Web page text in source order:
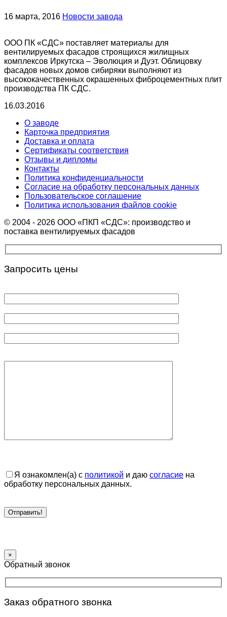
16 марта, 2016 Новости завода
ООО ПК «СДС» поставляет материалы для
вентилируемых фасадов строящихся жилищных
комплексов Иркутска – Эволюция и Дуэт. Облицовку
фасадов новых домов сибиряки выполняют из
высококачественных окрашенных фиброцементных плит
производства ПК СДС.
16.03.2016
О заводе
Карточка предприятия
Доставка и оплата
Сертификаты соответствия
Отзывы и дипломы
Контакты
Политика конфиденциальности
Согласие на обработку персональных данных
Пользовательское соглашение
Политика использования файлов cookie
© 2004 - 2026 ООО «ПКП «СДС»: производство и
поставка вентилируемых фасадов
Запросить цены
Я ознакомлен(а) с политикой и даю согласие на
обработку персональных данных.
×
Обратный звонок
Заказ обратного звонка